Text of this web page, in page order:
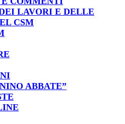
LAVORI E DELLE
CSM
ABBATE”